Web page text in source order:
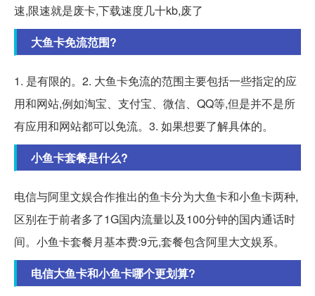
速,限速就是废卡,下载速度几十kb,废了
大鱼卡免流范围?
1. 是有限的。2. 大鱼卡免流的范围主要包括一些指定的应
用和网站,例如淘宝、支付宝、微信、QQ等,但是并不是所
有应用和网站都可以免流。3. 如果想要了解具体的。
小鱼卡套餐是什么?
电信与阿里文娱合作推出的鱼卡分为大鱼卡和小鱼卡两种,
区别在于前者多了1G国内流量以及100分钟的国内通话时
间。小鱼卡套餐月基本费:9元,套餐包含阿里大文娱系。
电信大鱼卡和小鱼卡哪个更划算?